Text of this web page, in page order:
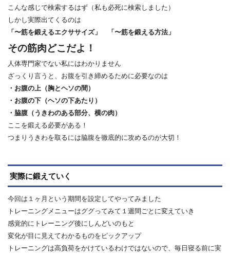
こんな感じで検索するはず（私も必死に検索しました）
しかし実際出てくるのは
「〜筋を鍛えるエクササイズ」 「〜筋を鍛える方法」
その筋肉どこだよ！
人体専門家でない私にはわかりません
ざっくり言うと、お腹を引き締めるために必要なのは
・お腹の上（胸とヘソの間）
・お腹の下（ヘソの下あたり）
・脇腹（うきわのある部分、横の肉）
ここを鍛える必要がある！
つまりうきわを取るには脇腹を徹底的に攻めるのが大切！
実際に鍛えていく
今回は１ヶ月という期間を設定してやってみました
トレーニングメニューはググってみて１週間ごとに変えていき
感覚的にトレーニング後にしんどいのもと
変化が目に見えてわかるものをピックアップ
トレーニングは高負荷をかけているわけではないので、毎日寝る前に実